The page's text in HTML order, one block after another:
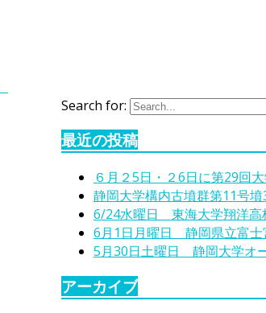
Search for:
最近の投稿
６月２5日・２6日に第29回
静岡大学構内古墳群第11号墳
6/24水曜日 東海大学翔洋高
6月1日月曜日 静岡県立富士
5月30日土曜日 静岡大学オ
アーカイブ